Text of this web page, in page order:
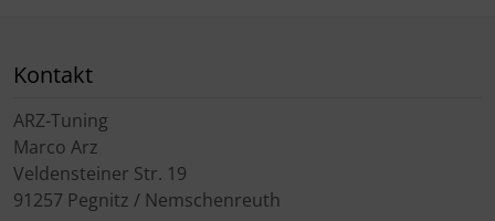
Kontakt
ARZ-Tuning
Marco Arz
Veldensteiner Str. 19
91257 Pegnitz / Nemschenreuth